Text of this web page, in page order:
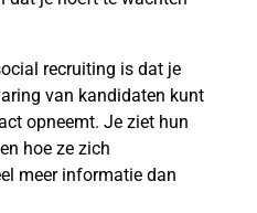
recruiting is dat je
van kandidaten kunt
opneemt. Je ziet hun
hoe ze zich
meer informatie dan